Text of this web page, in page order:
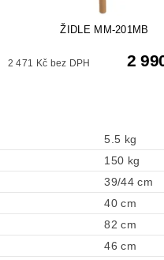
ŽIDLE MM-201MB
2 471 Kč bez DPH 2
5.5 kg
150 kg
39/44 cm
40 cm
82 cm
46 cm